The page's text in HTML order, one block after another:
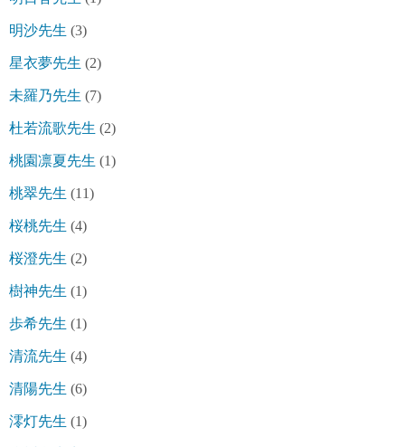
明沙先生 (3)
星衣夢先生 (2)
未羅乃先生 (7)
杜若流歌先生 (2)
桃園凛夏先生 (1)
桃翠先生 (11)
桜桃先生 (4)
桜澄先生 (2)
樹神先生 (1)
歩希先生 (1)
清流先生 (4)
清陽先生 (6)
澪灯先生 (1)